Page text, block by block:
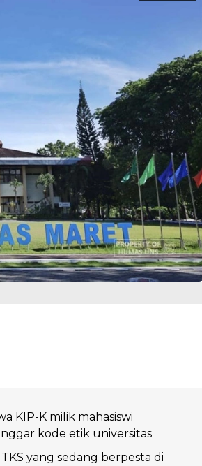
KIP-K milik mahasiswi
kode etik universitas
yang sedang berpesta di